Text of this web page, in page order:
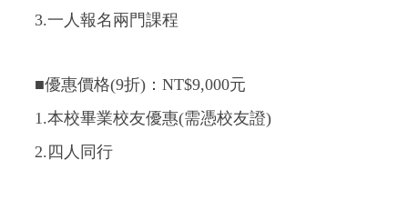
3.一人報名兩門課程
■優惠價格(9折)：NT$9,000元
1.本校畢業校友優惠(需憑校友證)
2. 四人同行